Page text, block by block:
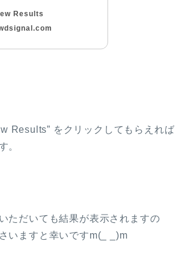
Results
Results” をクリックしてもらえれば
。
ただいても結果が表示されますの
いますと幸いですm(_ _)m